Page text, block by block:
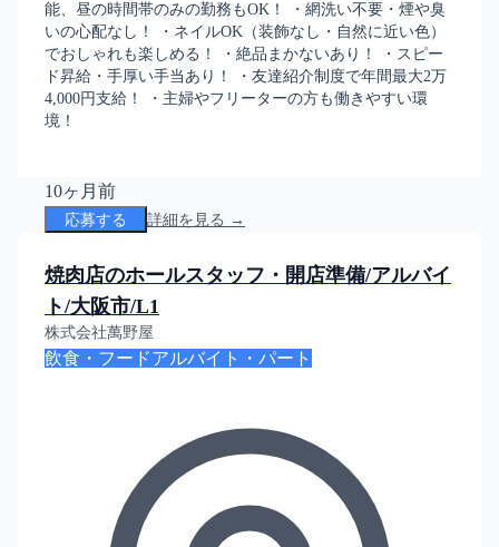
能、昼の時間帯のみの勤務もOK！ ・網洗い不要・煙や臭
いの心配なし！ ・ネイルOK（装飾なし・自然に近い色）
でおしゃれも楽しめる！ ・絶品まかないあり！ ・スピー
ド昇給・手厚い手当あり！ ・友達紹介制度で年間最大2万
4,000円支給！ ・主婦やフリーターの方も働きやすい環
境！
10ヶ月前
応募する 詳細を見る →
焼肉店のホールスタッフ・開店準備/アルバイ
ト/大阪市/L1
株式会社萬野屋
飲食・フードアルバイト・パート